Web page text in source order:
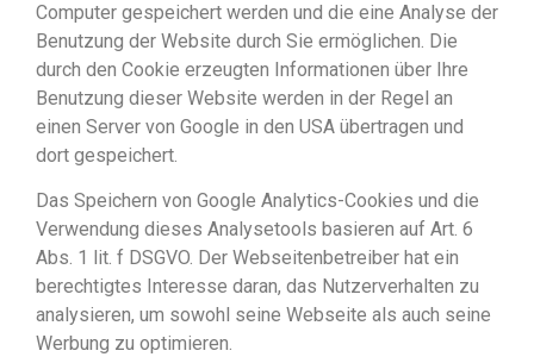
Computer gespeichert werden und die eine Analyse der
Benutzung der Website durch Sie ermöglichen. Die
durch den Cookie erzeugten Informationen über Ihre
Benutzung dieser Website werden in der Regel an
einen Server von Google in den USA übertragen und
dort gespeichert.
Das Speichern von Google Analytics-Cookies und die
Verwendung dieses Analysetools basieren auf Art. 6
Abs. 1 lit. f DSGVO. Der Webseitenbetreiber hat ein
berechtigtes Interesse daran, das Nutzerverhalten zu
analysieren, um sowohl seine Webseite als auch seine
Werbung zu optimieren.